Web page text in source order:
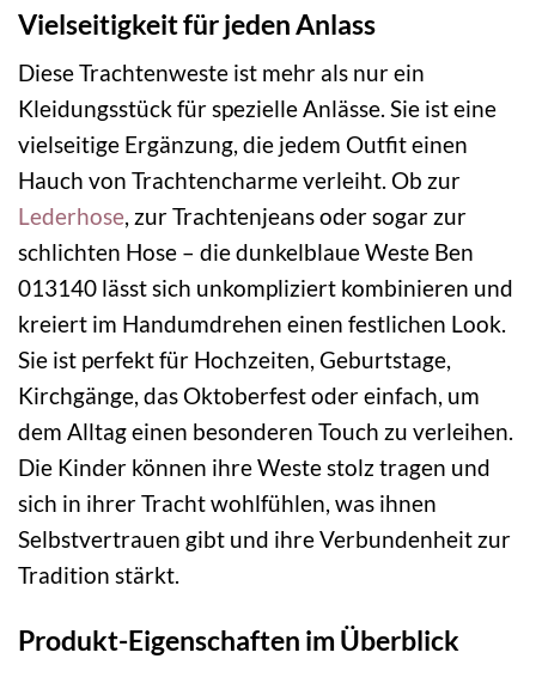
Vielseitigkeit für jeden Anlass
Diese Trachtenweste ist mehr als nur ein
Kleidungsstück für spezielle Anlässe. Sie ist eine
vielseitige Ergänzung, die jedem Outfit einen
Hauch von Trachtencharme verleiht. Ob zur
Lederhose, zur Trachtenjeans oder sogar zur
schlichten Hose – die dunkelblaue Weste Ben
013140 lässt sich unkompliziert kombinieren und
kreiert im Handumdrehen einen festlichen Look.
Sie ist perfekt für Hochzeiten, Geburtstage,
Kirchgänge, das Oktoberfest oder einfach, um
dem Alltag einen besonderen Touch zu verleihen.
Die Kinder können ihre Weste stolz tragen und
sich in ihrer Tracht wohlfühlen, was ihnen
Selbstvertrauen gibt und ihre Verbundenheit zur
Tradition stärkt.
Produkt-Eigenschaften im Überblick